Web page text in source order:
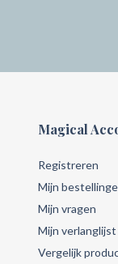
Magical
Registreren
Mijn
Mijn vragen
Mijn verlanglijst
Vergelijk